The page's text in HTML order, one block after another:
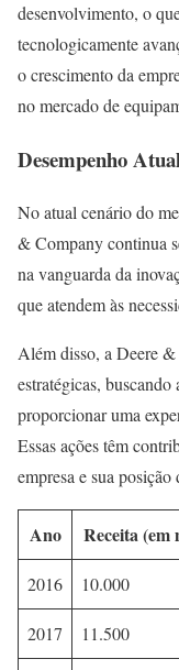
desenvolvimento, o
tecnologicamente
o crescimento da
no mercado de
Desempenho
No atual cenário do
& Company continua
na vanguarda da
que atendem às
Além disso, a Deere
estratégicas,
proporcionar uma
Essas ações têm
empresa e sua
Ano Receita (em
2016 10.000
2017 11.500